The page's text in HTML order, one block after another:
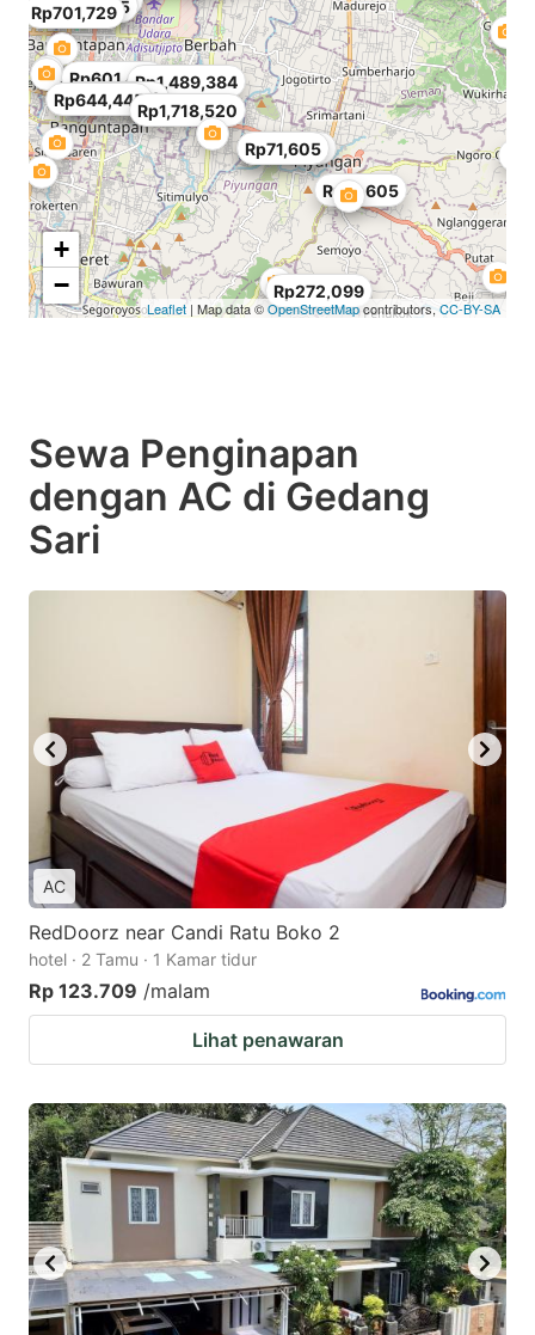
Rp644,445
Rp601,482
Rp701,729
Rp71,605
Rp272,099
Rp644,445
Rp1,718,520
Rp1,489,384
Rp400,988
Rp186,173
Rp71,605
+
−
Leaflet| Map data ©OpenStreetMapcontributors,CC-BY-SA
Sewa Penginapan
dengan AC di Gedang
Sari
AC
RedDoorz near Candi Ratu Boko 2
hotel · 2 Tamu · 1 Kamar tidur
Rp 123.709 /malam
Lihat penawaran